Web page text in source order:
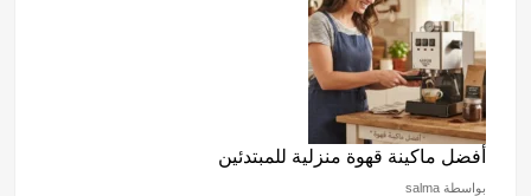
أفضل ماكينة قهوة منزلية للمبتدئين
بواسطة salma